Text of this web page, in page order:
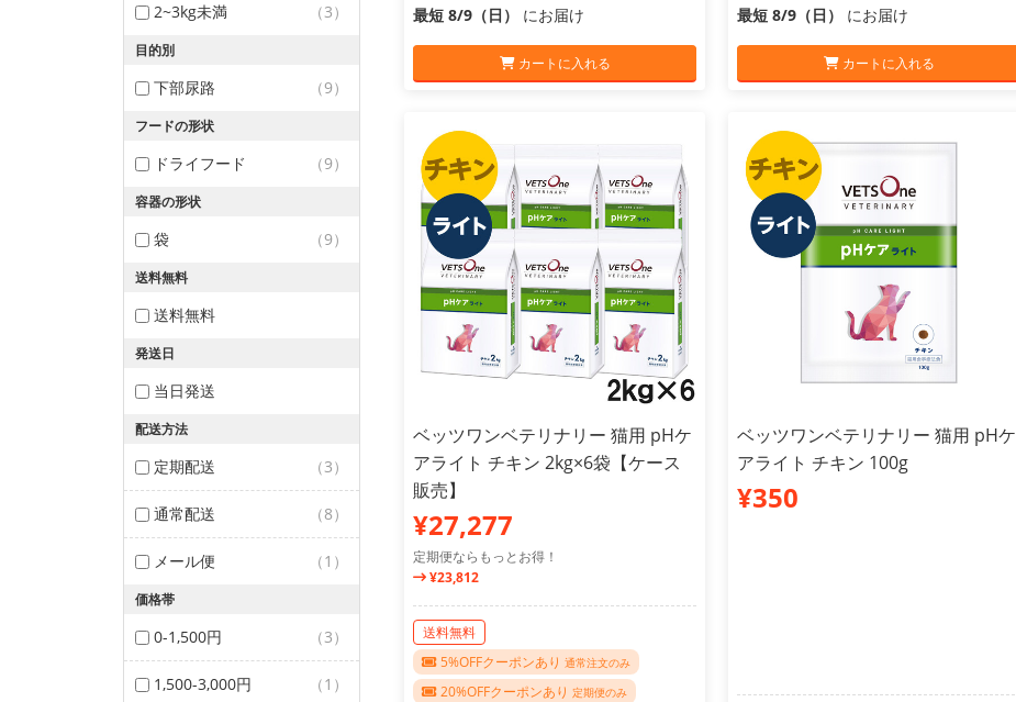
2~3kg未満 （3）
目的別
下部尿路 （9）
フードの形状
ドライフード （9）
容器の形状
袋 （9）
送料無料
送料無料
発送日
当日発送
配送方法
定期配送 （3）
通常配送 （8）
メール便 （1）
価格帯
0-1,500円 （3）
1,500-3,000円 （1）
最短 8/9（日） にお届け
カートに入れる
最短 8/9（日） にお届け
カートに入れる
ベッツワンベテリナリー 猫用 pHケ
アライト チキン 2kg×6袋【ケース
販売】
¥27,277
定期便ならもっとお得！
¥23,812
送料無料
5%OFFクーポンあり 通常注文のみ
20%OFFクーポンあり 定期便のみ
ベッツワンベテリナリー 猫用 pHケ
アライト チキン 100g
¥350